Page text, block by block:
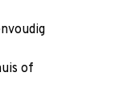
of